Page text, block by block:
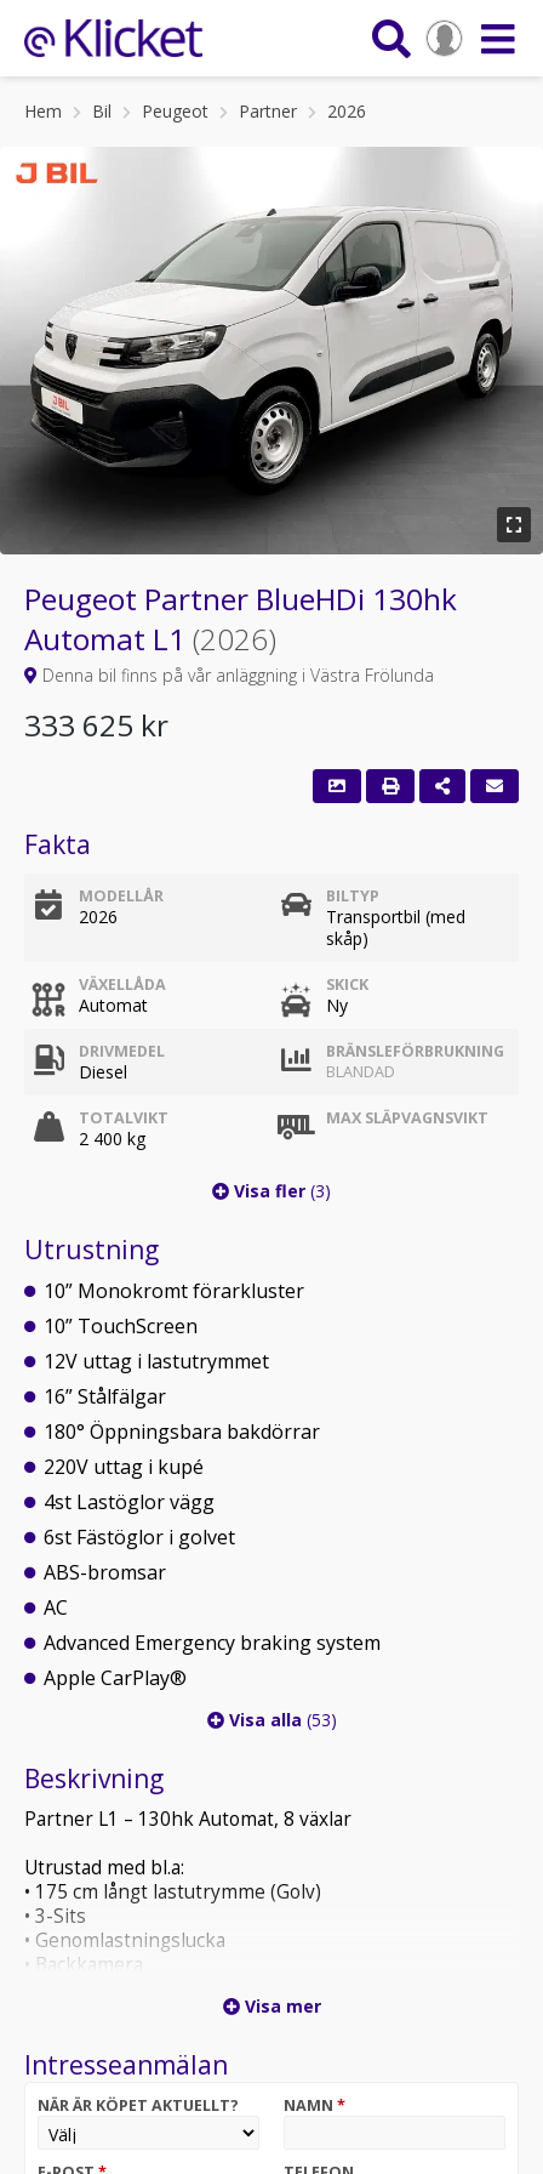
Hem Bil Peugeot Partner 2026
Peugeot Partner BlueHDi 130hk
Automat L1 (2026)
Denna bil finns på vår anläggning i Västra Frölunda
333 625 kr
Fakta
MODELLÅR
2026
BILTYP
Transportbil (med
skåp)
VÄXELLÅDA
Automat
SKICK
Ny
DRIVMEDEL
Diesel
BRÄNSLEFÖRBRUKNING
BLANDAD
TOTALVIKT
2 400 kg
MAX SLÄPVAGNSVIKT
Visa fler (3)
Utrustning
10” Monokromt förarkluster
10” TouchScreen
12V uttag i lastutrymmet
16” Stålfälgar
180° Öppningsbara bakdörrar
220V uttag i kupé
4st Lastöglor vägg
6st Fästöglor i golvet
ABS-bromsar
AC
Advanced Emergency braking system
Apple CarPlay®
Visa alla (53)
Beskrivning
Partner L1 – 130hk Automat, 8 växlar
Utrustad med bl.a:
• 175 cm långt lastutrymme (Golv)
• 3-Sits
• Genomlastningslucka
• Backkamera
• Uppvärmd läderklädd multifunktionsratt
Leasingkostnad: 3 099:- ex moms/mån. Halvt
20% förhöjd hyra
36 mån
Visa mer
Intresseanmälan
NÄR ÄR KÖPET AKTUELLT? NAMN *